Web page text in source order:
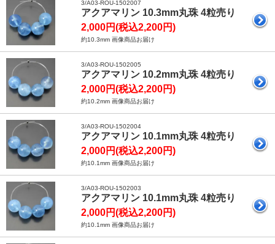
3/A03-ROU-1502007
アクアマリン 10.3mm丸珠 4粒売り
2,000円(税込2,200円)
約10.3mm 画像商品お届け
3/A03-ROU-1502005
アクアマリン 10.2mm丸珠 4粒売り
2,000円(税込2,200円)
約10.2mm 画像商品お届け
3/A03-ROU-1502004
アクアマリン 10.1mm丸珠 4粒売り
2,000円(税込2,200円)
約10.1mm 画像商品お届け
3/A03-ROU-1502003
アクアマリン 10.1mm丸珠 4粒売り
2,000円(税込2,200円)
約10.1mm 画像商品お届け